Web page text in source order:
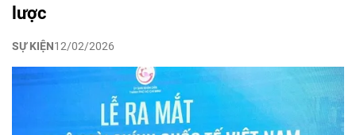
lược
SỰ KIỆN12/02/2026